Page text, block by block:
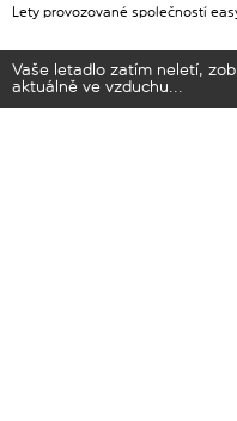
Lety provozované společností
Vaše letadlo zatím neletí,
aktuálně ve vzduchu...